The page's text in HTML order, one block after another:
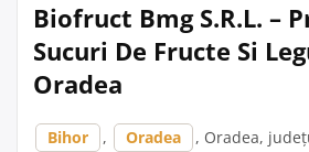
Biofruct Bmg S.R.L. –
Sucuri De Fructe Si
Oradea
Bihor , Oradea
, Oradea,